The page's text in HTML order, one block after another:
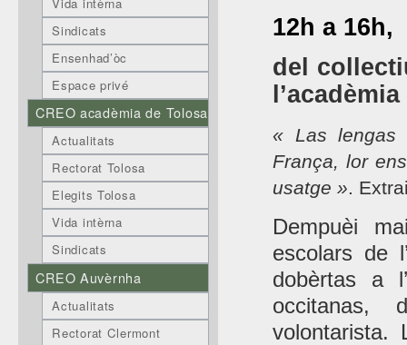
12h a 16h,
del
« Las lengas
França, lor
usatge ».
Dempuèi
escolars de
dobèrtas a
occitanas,
Sindicats
Ensenhad’òc
Espace privé
CREO acadèmia de Tolosa
Actualitats
Rectorat Tolosa
Elegits Tolosa
Vida intèrna
Sindicats
CREO Auvèrnha
Actualitats
Rectorat Clermont